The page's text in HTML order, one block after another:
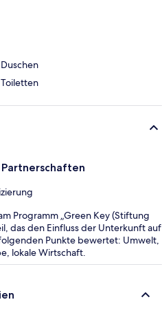
Programm „Green Key (Stiftung
das den Einfluss der Unterkunft auf
Punkte bewertet: Umwelt,
lokale Wirtschaft.